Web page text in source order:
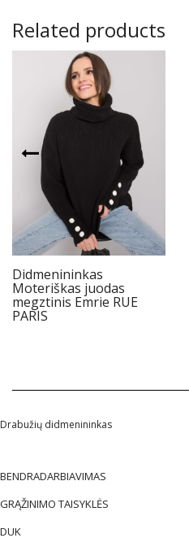
Related products
Didmenininkas
Moteriškas juodas
megztinis Emrie RUE
PARIS
Drabužių didmenininkas
BENDRADARBIAVIMAS
GRĄŽINIMO TAISYKLĖS
DUK